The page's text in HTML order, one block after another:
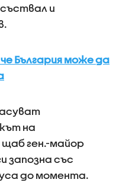
и
България може да
на
щаб ген.-майор
запозна със
до момента.